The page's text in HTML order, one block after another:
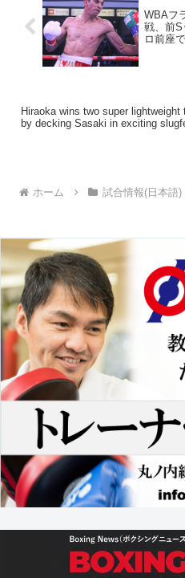
WBAフ
戦、前S
ロ前座
Hiraoka wins two super lightweight
by decking Sasaki in exciting
ホーム 試合情報(日本語)